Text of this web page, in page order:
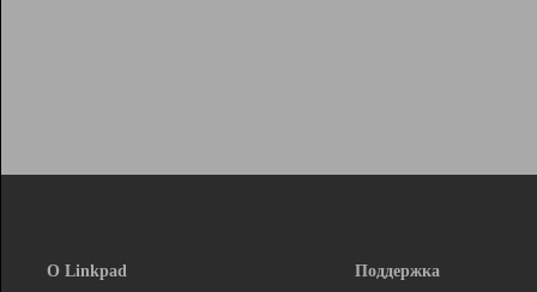
О Linkpad
Поддержка